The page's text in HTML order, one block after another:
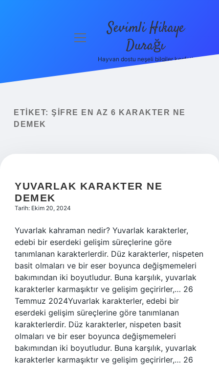
Yasal Uyarı
menüyü
Sevimli Hikaye
Durağı
Hayvan dostu neşeli bilgiler keşfet!
ETIKET: ŞIFRE EN AZ 6 KARAKTER NE
DEMEK
YUVARLAK KARAKTER NE
DEMEK
Tarih: Ekim 20, 2024
Yuvarlak kahraman nedir? Yuvarlak karakterler,
edebi bir eserdeki gelişim süreçlerine göre
tanımlanan karakterlerdir. Düz karakterler, nispeten
basit olmaları ve bir eser boyunca değişmemeleri
bakımından iki boyutludur. Buna karşılık, yuvarlak
karakterler karmaşıktır ve gelişim geçirirler,… 26
Temmuz 2024Yuvarlak karakterler, edebi bir
eserdeki gelişim süreçlerine göre tanımlanan
karakterlerdir. Düz karakterler, nispeten basit
olmaları ve bir eser boyunca değişmemeleri
bakımından iki boyutludur. Buna karşılık, yuvarlak
karakterler karmaşıktır ve gelişim geçirirler,… 26